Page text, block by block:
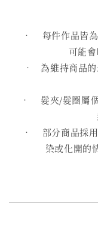
• 每件作品皆為
可能
• 為維持商品的
• 髮夾/髮圈屬個
• 部分商品採用
染或化開的